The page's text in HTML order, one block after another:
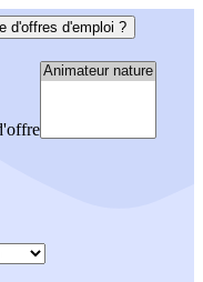
d'offres d'emploi ?